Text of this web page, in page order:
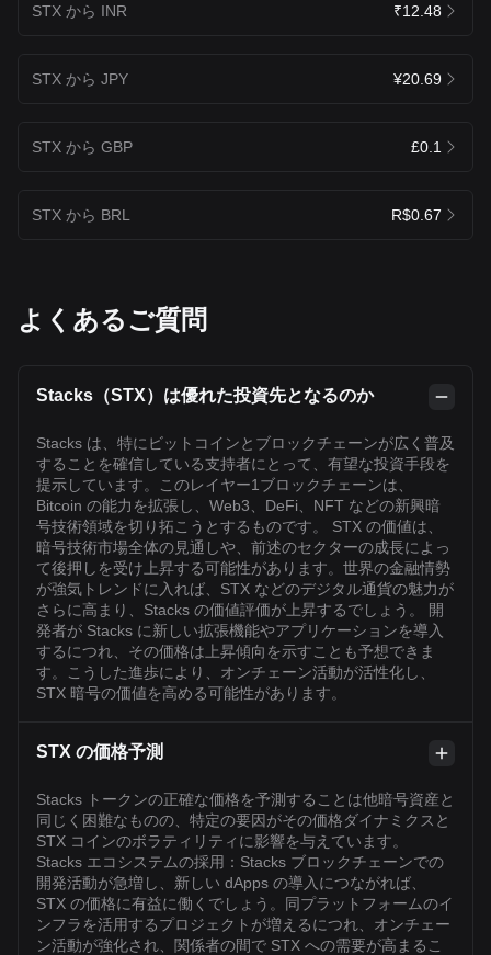
STX から INR ₹12.48
STX から JPY ¥20.69
STX から GBP £0.1
STX から BRL R$0.67
よくあるご質問
Stacks（STX）は優れた投資先となるのか
Stacks は、特にビットコインとブロックチェーンが広く普及
することを確信している支持者にとって、有望な投資手段を
提示しています。このレイヤー1ブロックチェーンは、
Bitcoin の能力を拡張し、Web3、DeFi、NFT などの新興暗
号技術領域を切り拓こうとするものです。 STX の価値は、
暗号技術市場全体の見通しや、前述のセクターの成長によっ
て後押しを受け上昇する可能性があります。世界の金融情勢
が強気トレンドに入れば、STX などのデジタル通貨の魅力が
さらに高まり、Stacks の価値評価が上昇するでしょう。 開
発者が Stacks に新しい拡張機能やアプリケーションを導入
するにつれ、その価格は上昇傾向を示すことも予想できま
す。こうした進歩により、オンチェーン活動が活性化し、
STX 暗号の価値を高める可能性があります。
STX の価格予測
Stacks トークンの正確な価格を予測することは他暗号資産と
同じく困難なものの、特定の要因がその価格ダイナミクスと
STX コインのボラティリティに影響を与えています。
Stacks エコシステムの採用：Stacks ブロックチェーンでの
開発活動が急増し、新しい dApps の導入につながれば、
STX の価格に有益に働くでしょう。同プラットフォームのイ
ンフラを活用するプロジェクトが増えるにつれ、オンチェー
ン活動が強化され、関係者の間で STX への需要が高まるこ